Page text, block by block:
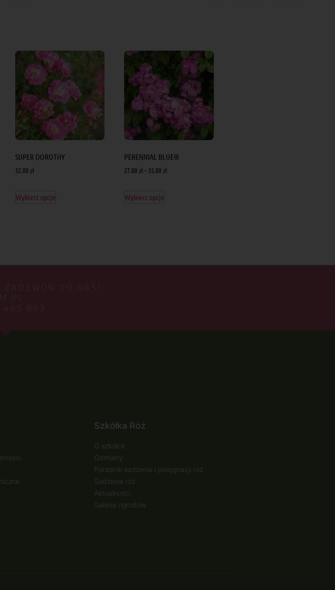
SUPER DOROTHY
32.00 zł
Wybierz opcje
PERENNIAL BLUE®
27.00 zł– 35.00 zł
Wybierz opcje
DO NAS!
465 893
Szkółka Róż
O szkółce
Odmiany
Poradnik sadzenia i pielęgnacji róż
Sadzenie róż
Aktualności
Galeria ogrodów